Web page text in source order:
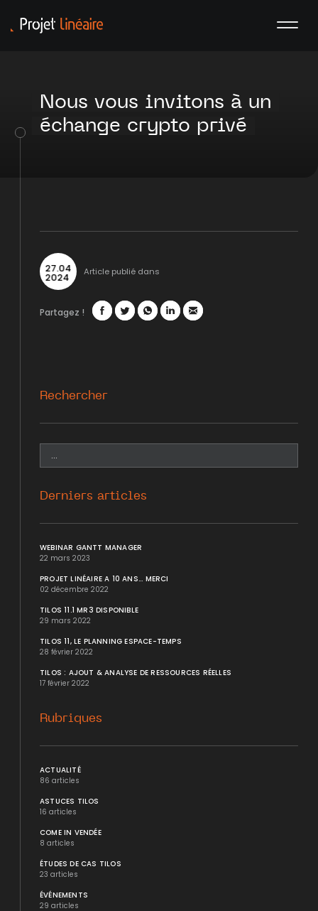
Nous vous invitons à un
échange crypto privé
27.04
2024 Article publié dans
Partagez !
Rechercher
Derniers articles
WEBINAR GANTT MANAGER
22 mars 2023
PROJET LINÉAIRE A 10 ANS... MERCI
02 décembre 2022
TILOS 11.1 MR3 DISPONIBLE
29 mars 2022
TILOS 11, LE PLANNING ESPACE-TEMPS
28 février 2022
TILOS : AJOUT & ANALYSE DE RESSOURCES RÉELLES
17 février 2022
Rubriques
ACTUALITÉ
86 articles
ASTUCES TILOS
16 articles
COME IN VENDÉE
8 articles
ÉTUDES DE CAS TILOS
23 articles
ÉVÉNEMENTS
29 articles